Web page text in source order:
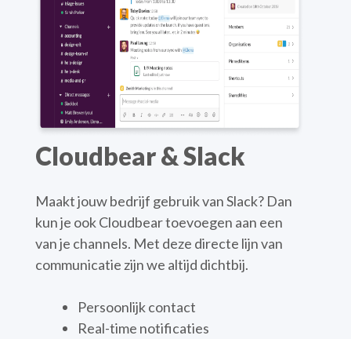
Cloudbear & Slack
Maakt jouw bedrijf gebruik van Slack? Dan
kun je ook Cloudbear toevoegen aan een
van je channels. Met deze directe lijn van
communicatie zijn we altijd dichtbij.
Persoonlijk contact
Real-time notificaties